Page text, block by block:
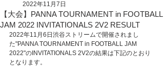
【大会】PANNA TOURNAMENT in FOOTBALL
JAM 2022 INVITATIONALS 2V2 RESULT
2022年11月7日
2022年11月6日渋谷ストリームで開催されまし
た"PANNA TOURNAMENT in FOOTBALL JAM
2022"のINVITATIONALS 2V2の結果は下記のとおり
となります。